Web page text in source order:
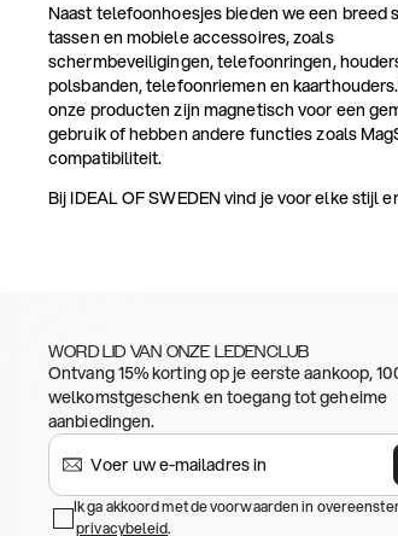
Naast telefoonhoesjes bieden we een breed
tassen en mobiele accessoires, zoals
schermbeveiligingen, telefoonringen,
polsbanden, telefoonriemen en
onze producten zijn magnetisch voor een
gebruik of hebben andere functies zoals
compatibiliteit.
Bij IDEAL OF SWEDEN vind je voor elke stijl
WORD LID VAN ONZE LEDENCLUB
Ontvang 15% korting op je eerste aankoop,
welkomstgeschenk en toegang tot geheime
aanbiedingen.
Ik ga akkoord met de voorwaarden in
privacybeleid.